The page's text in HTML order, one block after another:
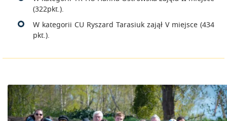
(322pkt.).
W kategorii CU Ryszard Tarasiuk zajął V miejsce (434
pkt.).